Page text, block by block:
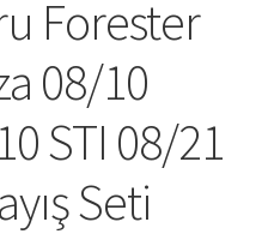
Forester
08/10
STI 08/21
Seti